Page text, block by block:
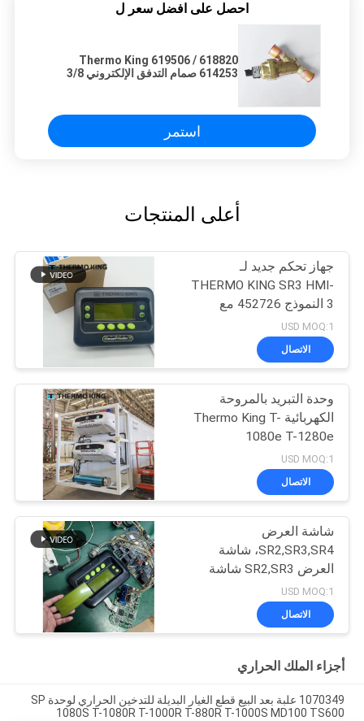
احصل على افضل سعر ل
618820 / 619506 Thermo King
614253 صمام التدفق الإلكتروني 3/8
استمر
أعلى المنتجات
جهاز تحكم جديد لـ
THERMO KING SR3 HMI-
3 النموذج 452726 مع
SR4
USD MOQ:1
الاتصال
وحدة التبريد بالمروحة
الكهربائية Thermo King T-
1080e T-1280e
USD MOQ:1
الاتصال
شاشة العرض
SR2,SR3,SR4، شاشة
العرض SR2,SR3 شاشة
العرض CA-8452372
شاشة LCD من نوع العرض
الأخضر لـ THERMO KING
الغيار بعد البيع
USD MOQ:1
الاتصال
أجزاء الملك الحراري
1070349 علبة بعد البيع قطع الغيار البديلة للتدخين الحراري لوحدة SP
1080S T-1080R T-1000R T-880R T-1000S MD100 TS600